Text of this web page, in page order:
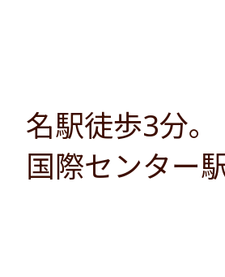
名駅徒歩3分。
国際センター